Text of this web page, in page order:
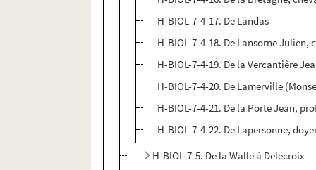
H-BIOL-7-4-17. De Landas
H-BIOL-7-4-18. De Lansorne Julien,
H-BIOL-7-4-19. De la Vercantière
H-BIOL-7-4-20. De Lamerville
H-BIOL-7-4-21. De la Porte Jean,
H-BIOL-7-4-22. De Lapersonne,
H-BIOL-7-5. De la Walle à Delecroix